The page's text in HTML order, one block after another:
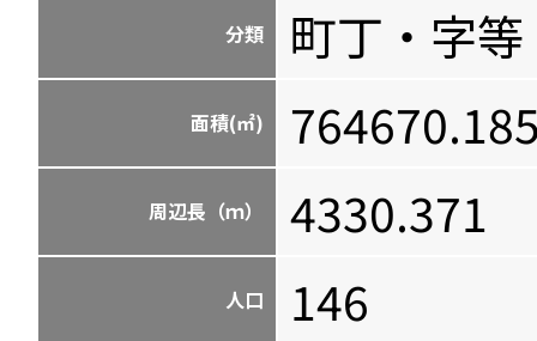
分類 町丁・字等
面積(㎡)
周辺長（ｍ） 4330.371
人口 146